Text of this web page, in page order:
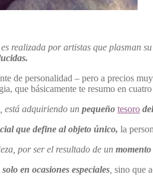
realizada por artistas que plasman su
de personalidad – pero a precios
que básicamente te resumo en
está adquiriendo un pequeño tesoro
que define al objeto único, la
por ser el resultado de un
en ocasiones especiales sino que